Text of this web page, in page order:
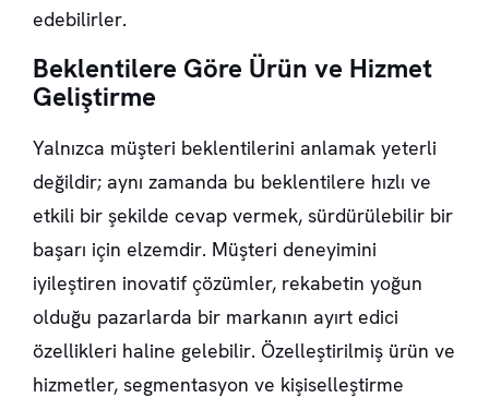
edebilirler.
Beklentilere Göre Ürün ve Hizmet
Geliştirme
Yalnızca müşteri beklentilerini anlamak yeterli
değildir; aynı zamanda bu beklentilere hızlı ve
etkili bir şekilde cevap vermek, sürdürülebilir bir
başarı için elzemdir. Müşteri deneyimini
iyileştiren inovatif çözümler, rekabetin yoğun
olduğu pazarlarda bir markanın ayırt edici
özellikleri haline gelebilir. Özelleştirilmiş ürün ve
hizmetler, segmentasyon ve kişiselleştirme